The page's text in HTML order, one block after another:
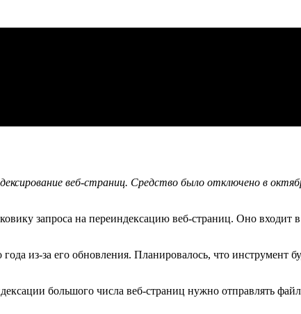
веб-страниц. Средство было отключено в
запроса на переиндексацию веб-страниц. Оно входит в
из-за его обновления. Планировалось, что инструмент
большого числа веб-страниц нужно отправлять